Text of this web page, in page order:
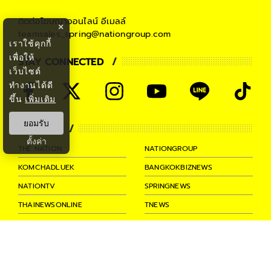
ติดต่อโฆษณาออนไลน์ อีเมลล์
teamsales_spring@nationgroup.com
STAY CONNECTED
PARTNER
THE NATION
NATIONGROUP
KOMCHADLUEK
BANGKOKBIZNEWS
NATIONTV
SPRINGNEWS
THAINEWSONLINE
TNEWS
THANSETTAKIJ
×
เราใช้คุกกี้
เพื่อให้
เว็บไซต์
ทำงานได้ดี
ขึ้น เพิ่มเติม
ยอมรับ
ตั้งค่า